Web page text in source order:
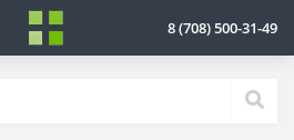
8 (708) 500-31-49